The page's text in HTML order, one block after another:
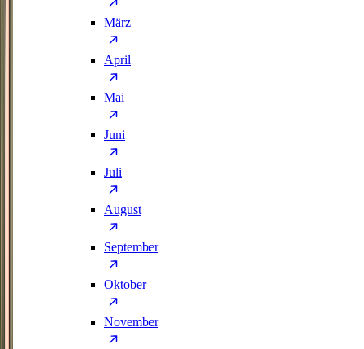
März
April
Mai
Juni
Juli
August
September
Oktober
November